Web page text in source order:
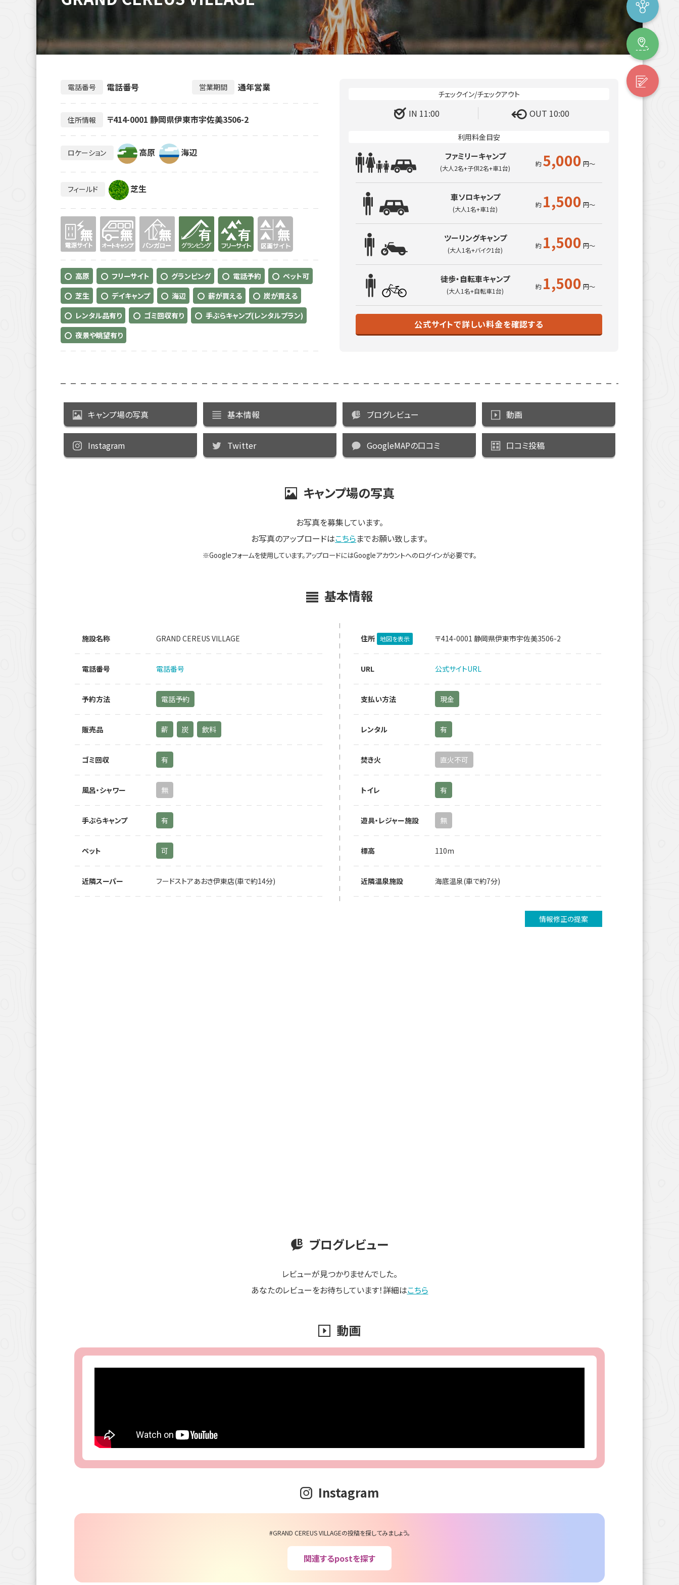
電話番号 電話番号 営業期間 通年営業
住所情報 〒414-0001 静岡県伊東市宇佐美3506-2
ロケーション 高原 海辺
フィールド 芝生
無 無 有り 有り 無
高原 フリーサイト グランピング 電話予約
ペット可
芝生
デイキャンプ 海辺 薪が買える
炭が買える
レンタル品有り
ゴミ回収有り
手ぶらキャンプ(レンタルプラン)
夜景や眺望有り
IN 11:00 OUT 10:00
ファミリーキャンプ
(大人2名+子供2名+車1台) 5,000
車ソロキャンプ
(大人1名+車1台) 1,500
ツーリングキャンプ
(大人1名+バイク1台) 1,500
徒歩・自転車キャンプ
(大人1名+自転車1台) 1,500
公式サイトで詳しい料金を確認する
キャンプ場の写真 基本情報 ブログレビュー 動画
Instagram Twitter GoogleMAPの口コミ 口コミ投稿
キャンプ場の写真
お写真を募集しています。
お写真のアップロードはこちらまでお願い致します。
※Googleフォームを使用しています。アップロードにはGoogleアカウントへのログインが必要です。
基本情報
施設名称 GRAND CEREUS VILLAGE 住所 地図を表示 〒414-0001 静岡県伊東市宇佐美3506-2
電話番号 電話番号 URL 公式サイトURL
予約方法 電話予約 支払い方法 現金
販売品 薪 炭 飲料 レンタル 有
ゴミ回収 有 焚き火 直火不可
風呂・シャワー 無 トイレ 有
手ぶらキャンプ 有 遊具・レジャー施設 無
ペット 可 標高 110m
近隣スーパー フードストアあおき伊東店(車で約14分) 近隣温泉施設 海底温泉(車で約7分)
情報修正の提案
ブログレビュー
レビューが見つかりませんでした。
あなたのレビューをお待ちしています！詳細はこちら
動画
Instagram
#GRAND CEREUS VILLAGEの投稿を探してみましょう。
関連するpostを探す